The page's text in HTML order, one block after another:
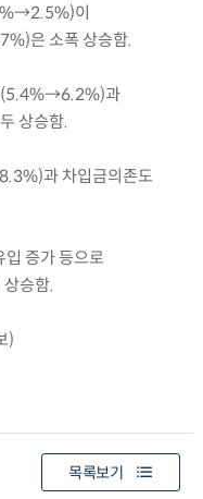
이
은 소폭 상승함.
(5.4%→6.2%)과
상승함.
과 차입금의존도
증가 등으로
승함.
)
목록보기